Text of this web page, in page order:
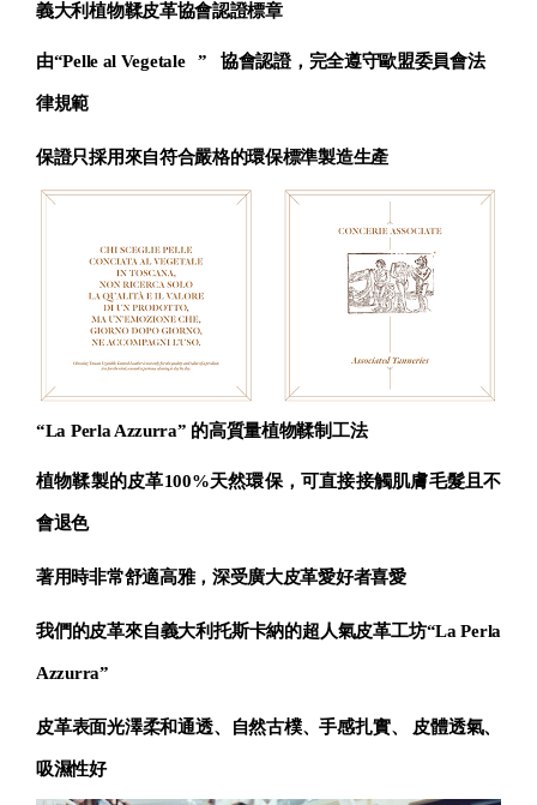
義大利植物鞣皮革協會認證標章
由“Pelle al Vegetale ” 協會認證，完全遵守歐盟委員會法
律規範
保證只採用來自符合嚴格的環保標準製造生產
“La Perla Azzurra” 的高質量植物鞣制工法
植物鞣製的皮革100%天然環保，可直接接觸肌膚毛髮且不
會退色
著用時非常舒適高雅，深受廣大皮革愛好者喜愛
我們的皮革來自義大利托斯卡納的超人氣皮革工坊“La Perla
Azzurra”
皮革表面光澤柔和通透、自然古樸、手感扎實、 皮體透氣、
吸濕性好